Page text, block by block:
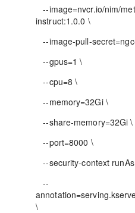
--image=nvcr.io/nim/
instruct:1.0.0 \
--image-pull-
--gpus=1 \
--cpu=8 \
--memory=32Gi \
--share-memory=32Gi \
--port=8000 \
--security-context
--
\